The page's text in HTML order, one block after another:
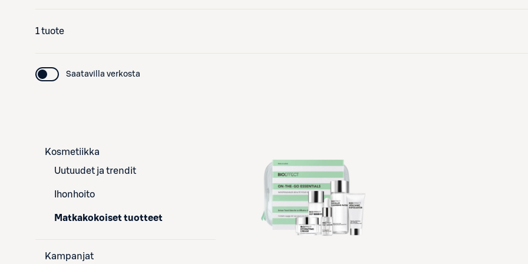
1 tuote
Saatavilla verkosta
Kosmetiikka
Uutuudet ja trendit
Ihonhoito
Matkakokoiset tuotteet
Kampanjat